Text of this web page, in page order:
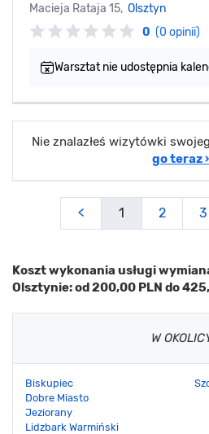
Macieja Rataja 15, Olsztyn
0 (0 opinii)
Warsztat nie udostępnia
Nie znalazłeś wizytówki
go teraz
< 1 2 3
Koszt wykonania usługi
Olsztynie: od 200,00 PLN do
W
Biskupiec
Dobre Miasto
Jeziorany
Lidzbark Warmiński